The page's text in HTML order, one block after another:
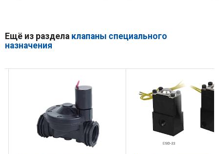
Ещё из раздела клапаны специального
назначения